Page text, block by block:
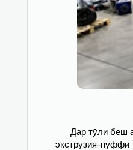
Дар тӯли беш
экструзия-пуффӣ